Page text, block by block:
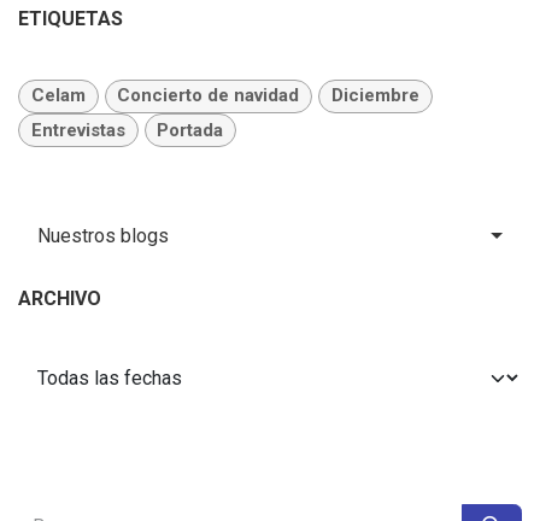
ETIQUETAS
Celam Concierto de navidad
Diciembre
Entrevistas
Portada
Nuestros blogs
ARCHIVO